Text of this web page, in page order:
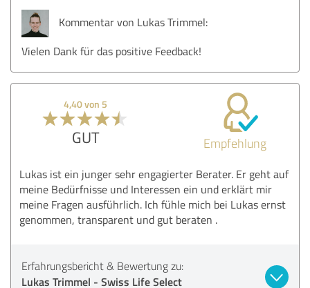
Kommentar von Lukas Trimmel:
Vielen Dank für das positive Feedback!
4,40 von 5
GUT Empfehlung
Lukas ist ein junger sehr engagierter Berater. Er geht auf
meine Bedürfnisse und Interessen ein und erklärt mir
meine Fragen ausführlich. Ich fühle mich bei Lukas ernst
genommen, transparent und gut beraten .
Erfahrungsbericht & Bewertung zu:
Lukas Trimmel - Swiss Life Select